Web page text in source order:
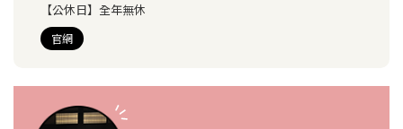
【公休日】 全年無休
官網